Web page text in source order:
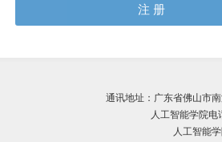
注 册
通讯地址：广东省佛山市
人工智能学院电
人工智能